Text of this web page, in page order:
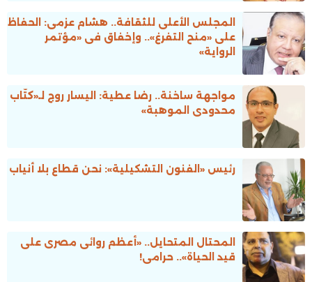
المجلس الأعلى للثقافة.. هشام عزمى: الحفاظ
على «منح التفرغ».. وإخفاق فى «مؤتمر
الرواية»
مواجهة ساخنة.. رضا عطية: اليسار روج لـ«كُتّاب
محدودى الموهبة»
رئيس «الفنون التشكيلية»: نحن قطاع بلا أنياب
المحتال المتحايل.. «أعظم روائى مصرى على
قيد الحياة».. حرامى!